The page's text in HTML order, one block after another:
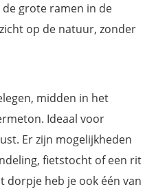
grote ramen in de
op de natuur, zonder
midden in het
Ideaal voor
Er zijn mogelijkheden
fietstocht of een rit
dorpje heb je ook één van